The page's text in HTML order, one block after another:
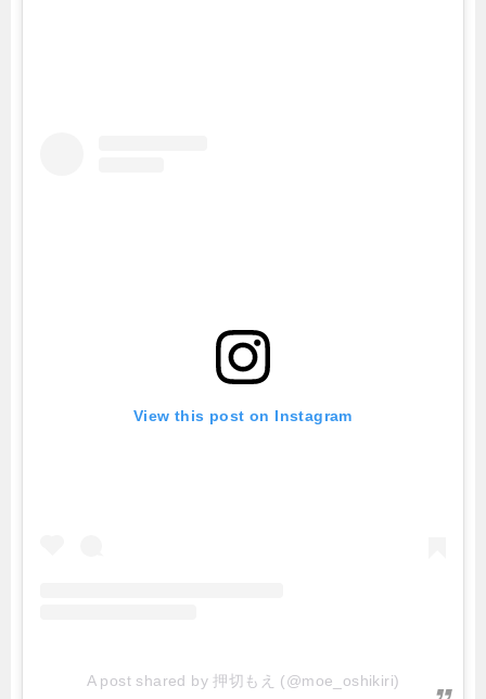
View this post on Instagram
A post shared by 押切もえ (@moe_oshikiri)